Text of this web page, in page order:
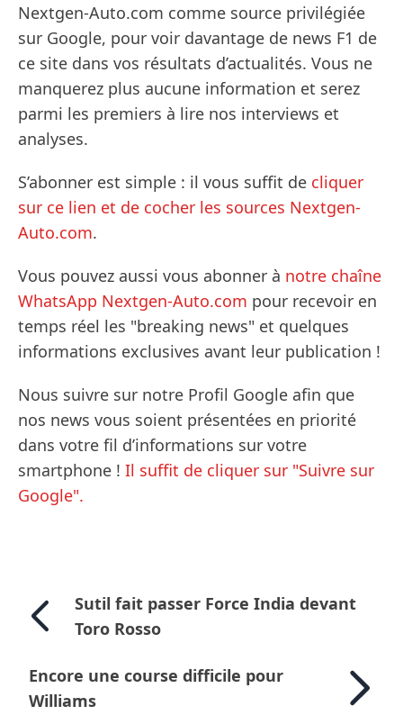
Nextgen-Auto.com comme source privilégiée
sur Google, pour voir davantage de news F1 de
ce site dans vos résultats d’actualités. Vous ne
manquerez plus aucune information et serez
parmi les premiers à lire nos interviews et
analyses.
S’abonner est simple : il vous suffit de cliquer
sur ce lien et de cocher les sources Nextgen-
Auto.com.
Vous pouvez aussi vous abonner à notre chaîne
WhatsApp Nextgen-Auto.com pour recevoir en
temps réel les "breaking news" et quelques
informations exclusives avant leur publication !
Nous suivre sur notre Profil Google afin que
nos news vous soient présentées en priorité
dans votre fil d’informations sur votre
smartphone ! Il suffit de cliquer sur "Suivre sur
Google".
Sutil fait passer Force India devant
Toro Rosso
Encore une course difficile pour
Williams